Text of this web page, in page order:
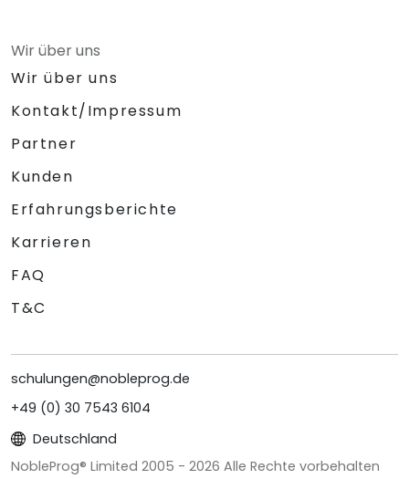
Wir über uns
Wir über uns
Kontakt/Impressum
Partner
Kunden
Erfahrungsberichte
Karrieren
FAQ
T&C
schulungen@nobleprog.de
+49 (0) 30 7543 6104
Deutschland
NobleProg® Limited 2005 - 2026 Alle Rechte vorbehalten